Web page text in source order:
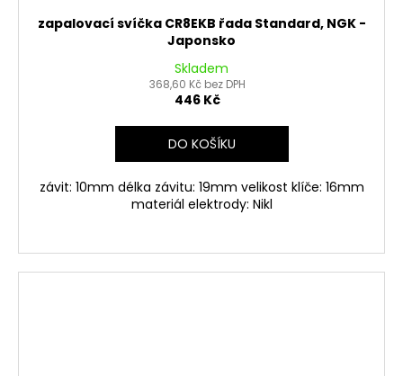
zapalovací svíčka CR8EKB řada Standard, NGK -
Japonsko
Skladem
368,60 Kč bez DPH
446 Kč
DO KOŠÍKU
závit: 10mm délka závitu: 19mm velikost klíče: 16mm
materiál elektrody: Nikl